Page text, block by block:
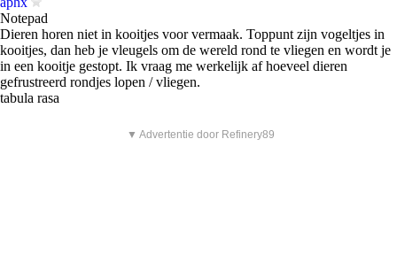
Notepad
Dieren horen niet in kooitjes voor vermaak. Toppunt zijn vogeltjes in
kooitjes, dan heb je vleugels om de wereld rond te vliegen en wordt je
in een kooitje gestopt. Ik vraag me werkelijk af hoeveel dieren
gefrustreerd rondjes lopen / vliegen.
tabula rasa
▼ Advertentie door Refinery89